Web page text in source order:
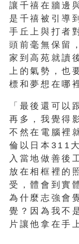
讓千禧在牆邊
是千禧被引導
手丘上與打者
頭前毫無保留
家到高苑就讀
上的氣勢，也
標和夢想在哪
「最後還可以
再多，我覺得
不然在電腦裡
倫以日本311
入當地做善後
放在相框裡的
受，體會到實
為什麼志強會
覺？因為我不
片讓他拿在手